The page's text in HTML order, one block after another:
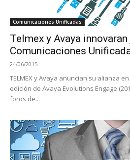
Comunicaciones Unificadas
Telmex y Avaya
Comunicaciones
24/06/2015
TELMEX y Avaya anuncian su alianza
edición de Avaya Evolutions Engage
foros de...